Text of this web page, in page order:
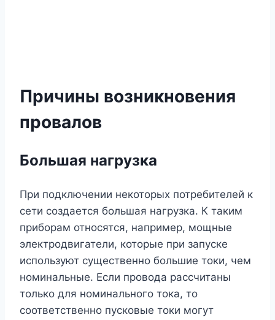
Причины возникновения
провалов
Большая нагрузка
При подключении некоторых потребителей к
сети создается большая нагрузка. К таким
приборам относятся, например, мощные
электродвигатели, которые при запуске
используют существенно большие токи, чем
номинальные. Если провода рассчитаны
только для номинального тока, то
соответственно пусковые токи могут